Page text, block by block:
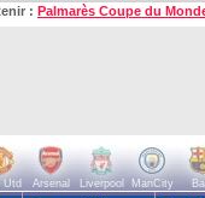
: Palmarès Coupe du
Utd Arsenal Liverpool ManCity